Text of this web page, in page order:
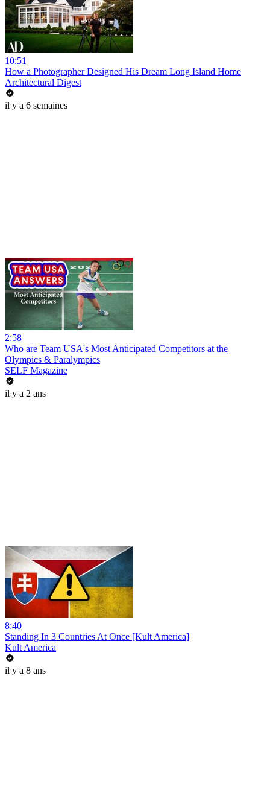
10:51
How a Photographer Designed His Dream Long Island Home
Architectural Digest
il y a 6 semaines
2:58
Who are Team USA's Most Anticipated Competitors at the
Olympics & Paralympics
SELF Magazine
il y a 2 ans
8:40
Standing In 3 Countries At Once [Kult America]
Kult America
il y a 8 ans